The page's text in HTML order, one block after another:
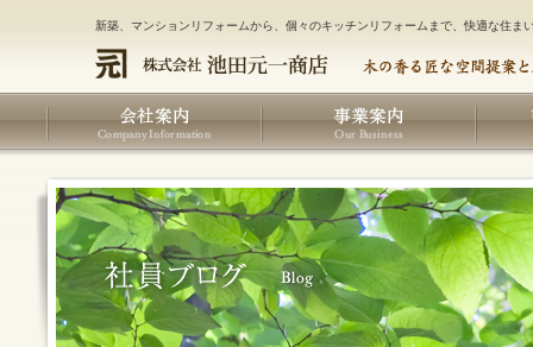
新築、マンションリフォームから、個々のキッチンリフォームまで、快適な住ま